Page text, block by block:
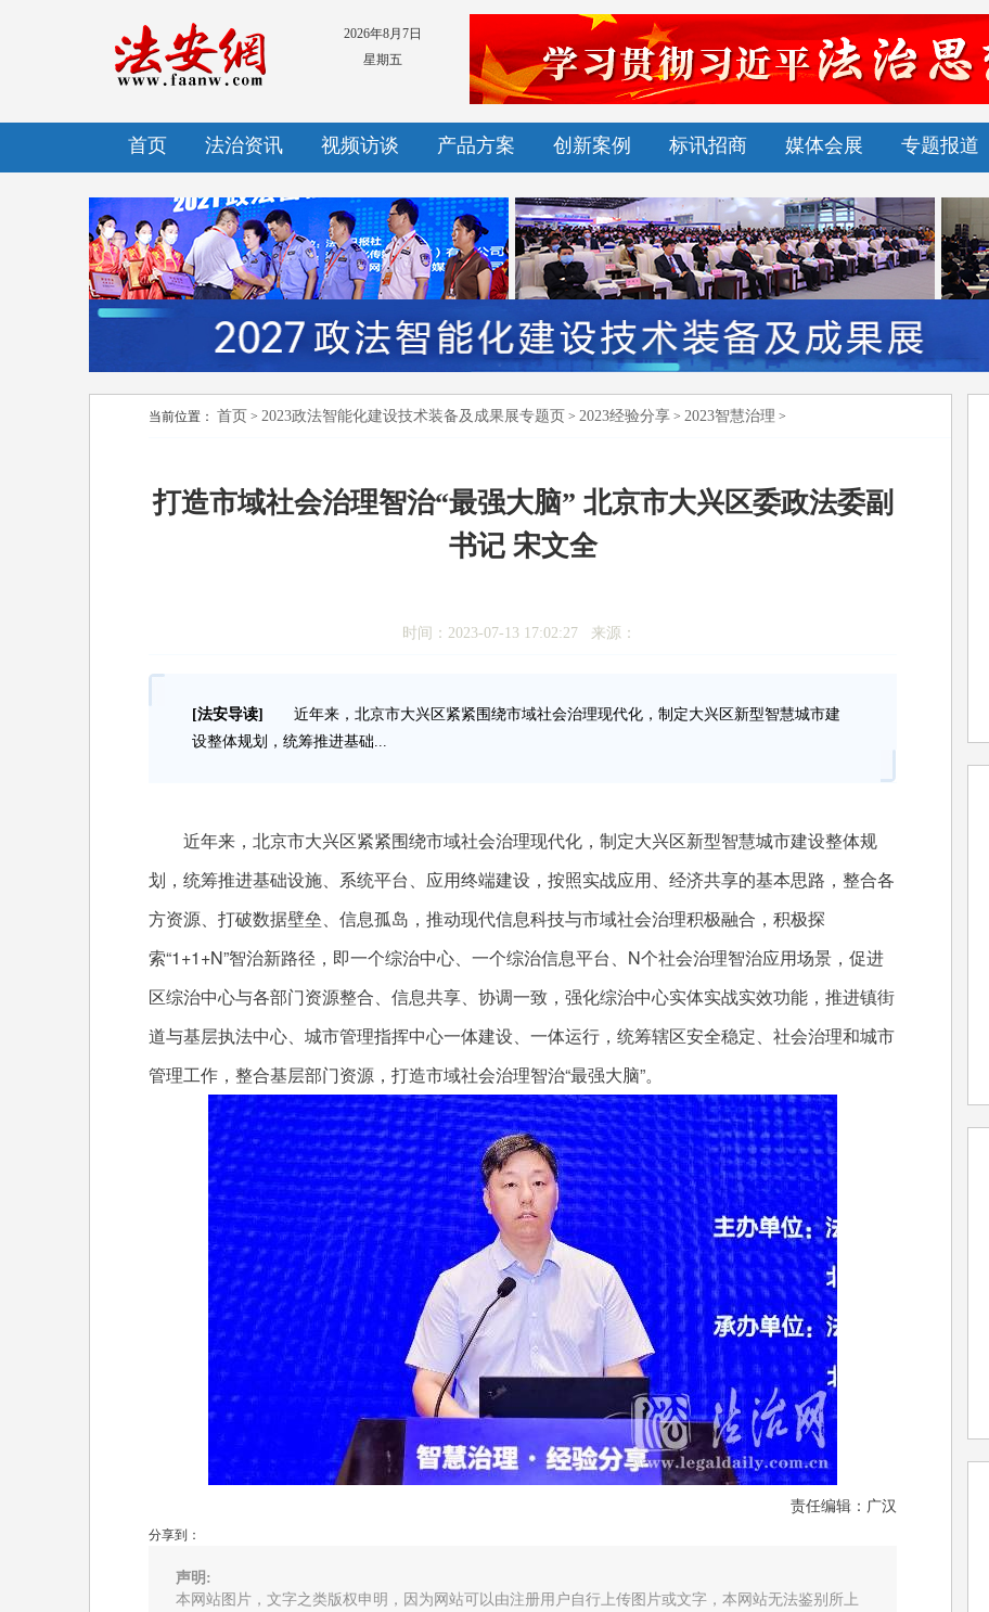
2026年8月7日
星期五
首页 法治资讯 视频访谈 产品方案 创新案例 标讯招商 媒体会展 专题报道
当前位置： 首页 > 2023政法智能化建设技术装备及成果展专题页 > 2023经验分享 > 2023智慧治理 >
打造市域社会治理智治“最强大脑” 北京市大兴区委政法委副
书记 宋文全
时间：2023-07-13 17:02:27 来源：
[法安导读]
近年来，北京市大兴区紧紧围绕市域社会治理现代化，制定大兴区新型智慧城市建
设整体规划，统筹推进基础...
近年来，北京市大兴区紧紧围绕市域社会治理现代化，制定大兴区新型智慧城市建设整体规
划，统筹推进基础设施、系统平台、应用终端建设，按照实战应用、经济共享的基本思路，整合各
方资源、打破数据壁垒、信息孤岛，推动现代信息科技与市域社会治理积极融合，积极探
索“1+1+N”智治新路径，即一个综治中心、一个综治信息平台、N个社会治理智治应用场景，促进
区综治中心与各部门资源整合、信息共享、协调一致，强化综治中心实体实战实效功能，推进镇街
道与基层执法中心、城市管理指挥中心一体建设、一体运行，统筹辖区安全稳定、社会治理和城市
管理工作，整合基层部门资源，打造市域社会治理智治“最强大脑”。
责任编辑：广汉
分享到：
声明:
本网站图片，文字之类版权申明，因为网站可以由注册用户自行上传图片或文字，本网站无法鉴别所上